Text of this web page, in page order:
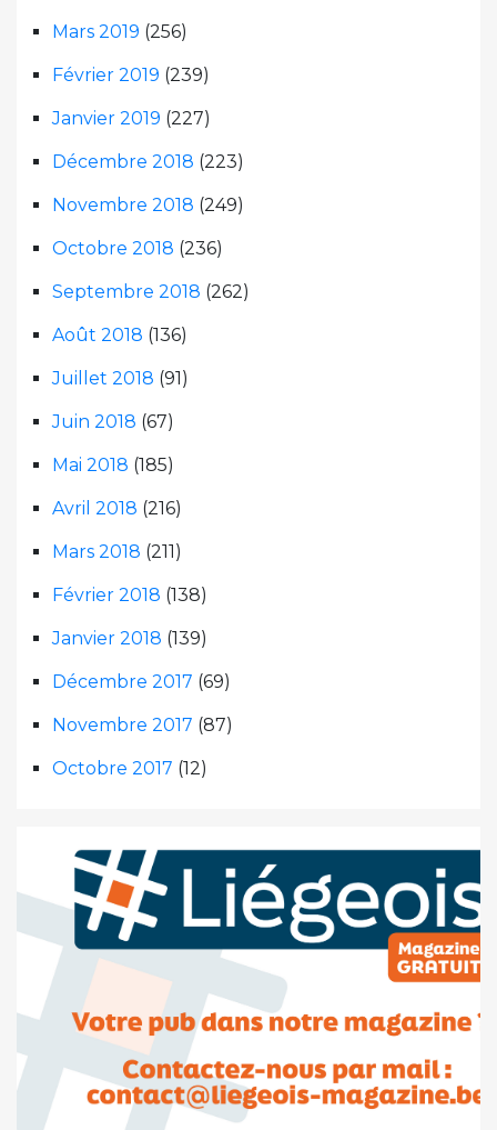
Mars 2019 (256)
Février 2019 (239)
Janvier 2019 (227)
Décembre 2018 (223)
Novembre 2018 (249)
Octobre 2018 (236)
Septembre 2018 (262)
Août 2018 (136)
Juillet 2018 (91)
Juin 2018 (67)
Mai 2018 (185)
Avril 2018 (216)
Mars 2018 (211)
Février 2018 (138)
Janvier 2018 (139)
Décembre 2017 (69)
Novembre 2017 (87)
Octobre 2017 (12)